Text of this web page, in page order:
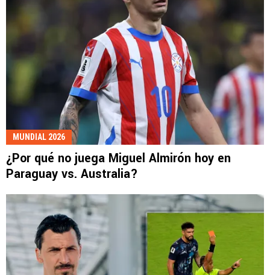
MUNDIAL 2026
¿Por qué no juega Miguel Almirón hoy en
Paraguay vs. Australia?